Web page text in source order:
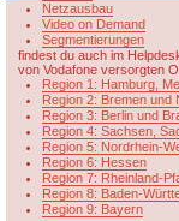
Netzausbau
Video on Demand
Segmentierungen
findest du auch im
von Vodafone versorgten
Region 1: Hamburg,
Region 2: Bremen und
Region 3: Berlin und
Region 4: Sachsen,
Region 5: Nordrhein-
Region 6: Hessen
Region 7: Rheinland-
Region 8: Baden-
Region 9: Bayern